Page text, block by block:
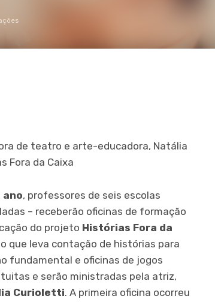
de teatro e arte-educadora, Natália
Fora da Caixa
ano, professores de seis escolas
– receberão oficinas de formação
do projeto Histórias Fora da
que leva contação de histórias para
fundamental e oficinas de jogos
e serão ministradas pela atriz,
Curioletti. A primeira oficina ocorreu